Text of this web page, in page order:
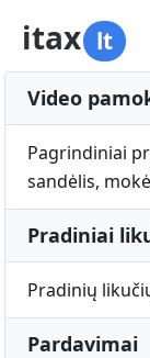
itax lt
Video
Pagrindiniai
sandėlis,
Pradiniai
Pradinių
Pardavimai